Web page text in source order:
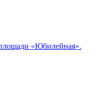
«Юбилейная».